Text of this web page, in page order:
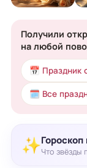
Получили
на любой
📅 Праздник
🗓 Все
✨Что звёзды